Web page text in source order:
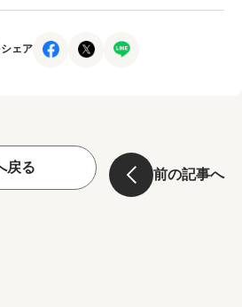
ェア
前の記事へ
戻る